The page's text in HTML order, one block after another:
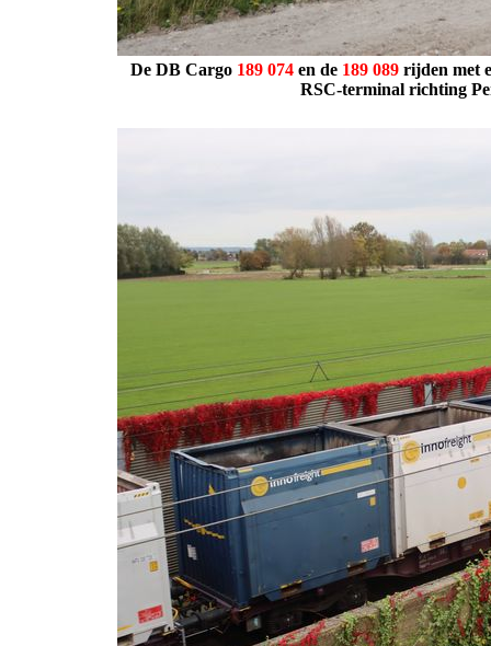
De DB Cargo 189 074en de 189 089rijden met
RSC-terminal richting